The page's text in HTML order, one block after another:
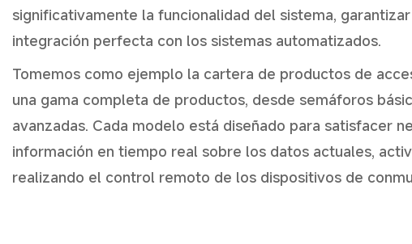
significativamente la funcionalidad del sistema,
integración perfecta con los sistemas automatizados.
Tomemos como ejemplo la cartera de productos de
una gama completa de productos, desde semáforos
avanzadas. Cada modelo está diseñado para satisfacer
información en tiempo real sobre los datos actuales,
realizando el control remoto de los dispositivos de